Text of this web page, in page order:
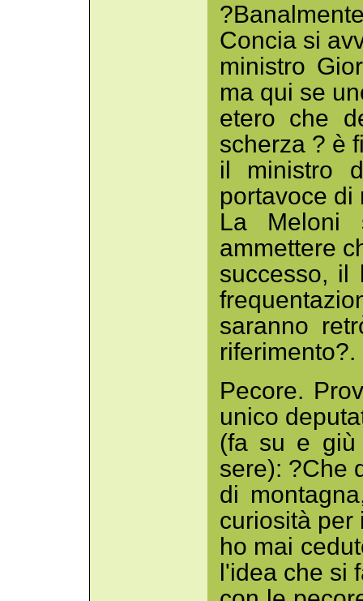
Concia si
ministro
ma qui se
etero che
scherza ? è
il ministro
portavoce di
La Meloni
ammettere
successo, il
saranno
riferimento?.
Pecore.
unico
(fa su e giù
sere): ?Che
di
curiosità per
ho mai
l'idea che si